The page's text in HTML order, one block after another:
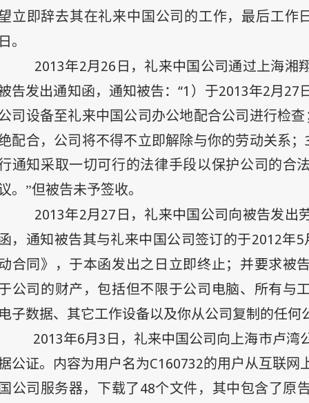
立即辞去其在礼来中国公司的工作，最后工作
。
2013年2月26日 ，礼来中国公司通过上海湘
告发出通知函，通知被告：“1 ）于2013年2月27
司设备至礼来中国公司办公地配合公司进行检查
配合，公司将不得不立即解除与你的劳动关系；
通知采取一切可行的法律手段以保护公司的合
。”但被告未予签收。
2013年2月27日 ，礼来中国公司向被告发出
，通知被告其与礼来中国公司签订的于2012年5
合同》，于本函发出之日立即终止；并要求被
公司的财产，包括但不限于公司电脑、所有与
子数据、其它工作设备以及你从公司复制的任何
2013年6月3日 ，礼来中国公司向上海市卢湾
公证。内容为用户名为C160732的用户从互联网
公司服务器，下载了48个文件，其中包含了原